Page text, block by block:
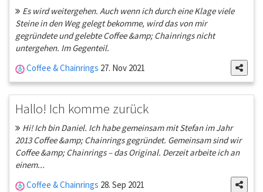
Es wird weitergehen. Auch wenn ich durch eine Klage viele
Steine in den Weg gelegt bekomme, wird das von mir
gegründete und gelebte Coffee &amp; Chainrings nicht
untergehen. Im Gegenteil.
Coffee & Chainrings 27. Nov 2021
Hallo! Ich komme zurück
Hi! Ich bin Daniel. Ich habe gemeinsam mit Stefan im Jahr
2013 Coffee &amp; Chainrings gegründet. Gemeinsam sind wir
Coffee &amp; Chainrings – das Original. Derzeit arbeite ich an
einem...
Coffee & Chainrings 28. Sep 2021